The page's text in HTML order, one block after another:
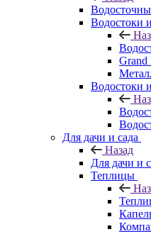
Водостоки
Grand
Водостоки
Для дачи и сада
Назад
Для дачи и
Теплицы